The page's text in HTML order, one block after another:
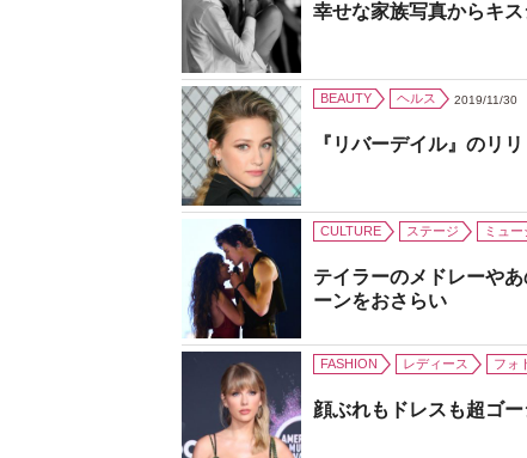
幸せな家族写真からキ
BEAUTY ヘルス 2019/11/30
『リバーデイル』のリ
CULTURE ステージ ミュー
テイラーのメドレーや
ーンをおさらい
FASHION レディース フォ
顔ぶれもドレスも超ゴ